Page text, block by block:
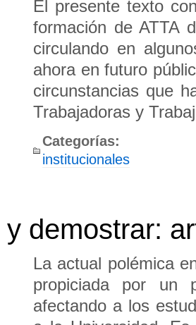
El presente texto
formación de ATTA
circulando en
ahora en futuro
circunstancias que
Trabajadoras y
Categorías:
institucionales
y demostrar:
La actual polémica
propiciada por un
afectando a los